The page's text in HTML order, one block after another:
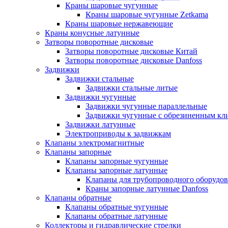
Краны шаровые чугунные
Краны шаровые чугунные Zetkama
Краны шаровые нержавеющие
Краны конусные латунные
Затворы поворотные дисковые
Затворы поворотные дисковые Китай
Затворы поворотные дисковые Danfoss
Задвижки
Задвижки стальные
Задвижки стальные литые
Задвижки чугунные
Задвижки чугунные параллельные
Задвижки чугунные с обрезиненным
Задвижки латунные
Электроприводы к задвижкам
Клапаны электромагнитные
Клапаны запорные
Клапаны запорные чугунные
Клапаны запорные латунные
Клапаны для трубопроводного
Краны запорные латунные Danfoss
Клапаны обратные
Клапаны обратные чугунные
Клапаны обратные латунные
Коллекторы и гидравлические стрелки